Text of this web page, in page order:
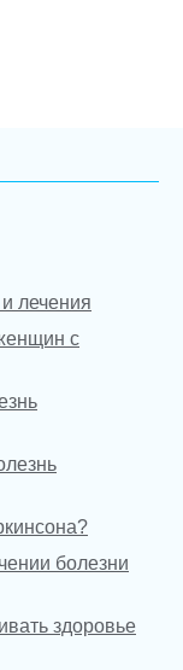
лечения
с
болезни
здоровье